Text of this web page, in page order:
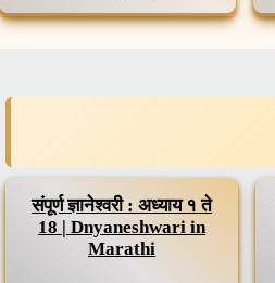
संपूर्ण ज्ञानेश्वरी : अध्याय १ ते
18 | Dnyaneshwari in
Marathi